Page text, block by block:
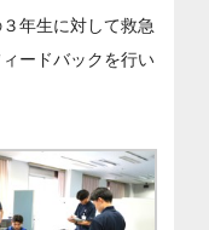
年生に対して救急
ードバックを行い